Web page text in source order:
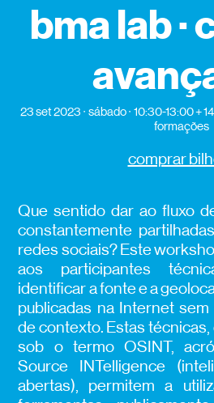
bma lab ·
23 set 2023 sábado 10:30-13:00 +
formações
comprar
Que sentido dar ao fluxo
constantemente
redes sociais? Este
aos participantes
identificar a fonte e a
publicadas na Internet
de contexto. Estas
sob o termo OSINT,
Source INTelligence
abertas), permitem a